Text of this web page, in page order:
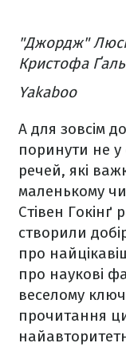
"Джордж" Люсі
Кристофа
Yakaboo
А для зовсім
поринути не у
речей, які
маленькому
Стівен Гокінґ
створили
про
про наукові
веселому
прочитання